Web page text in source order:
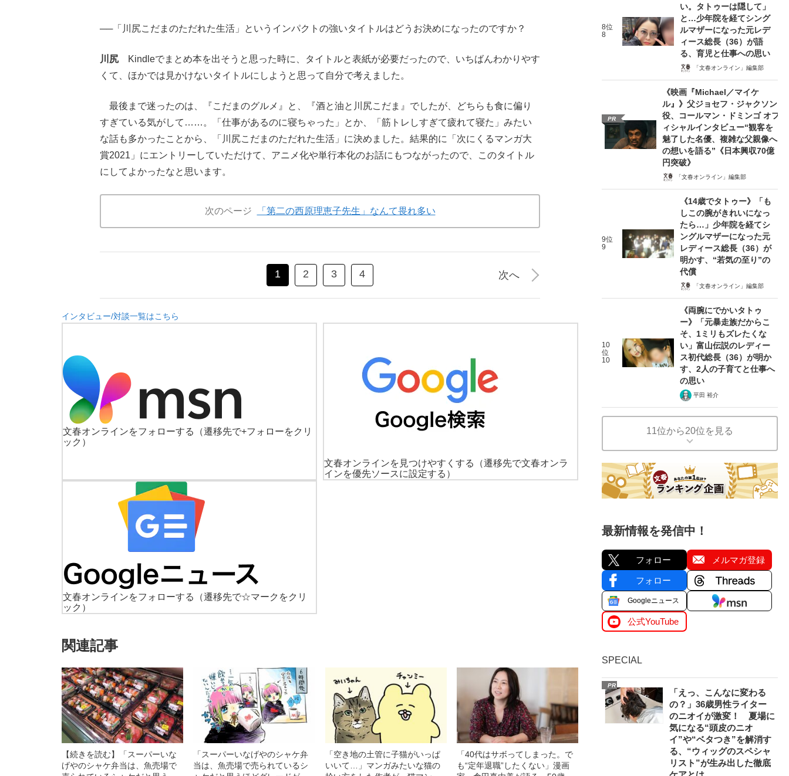
──「川尻こだまのただれた生活」というインパクトの強いタイトルはどうお決めになったのですか？
川尻 Kindleでまとめ本を出そうと思った時に、タイトルと表紙が必要だったので、いちばんわかりやす
くて、ほかでは見かけないタイトルにしようと思って自分で考えました。
最後まで迷ったのは、『こだまのグルメ』と、『酒と油と川尻こだま』でしたが、どちらも食に偏り
すぎている気がして……。「仕事があるのに寝ちゃった」とか、「筋トレしすぎて疲れて寝た」みたい
な話も多かったことから、「川尻こだまのただれた生活」に決めました。結果的に「次にくるマンガ大
賞2021」にエントリーしていただけて、アニメ化や単行本化のお話にもつながったので、このタイトル
にしてよかったなと思います。
次のページ 「第二の西原理恵子先生」なんて畏れ多い
1 2 3 4 次へ
インタビュー/対談一覧はこちら
文春オンラインをフォローする
（遷移先で+フォローをクリ
ック）
文春オンラインを見つけやすくする
（遷移先で文春オンラ
インを優先ソースに設定する）
文春オンラインをフォローする
（遷移先で☆マークをクリ
ック）
関連記事
【続きを読む】「スーパーいな
げやのシャケ弁当は、魚売場で
「スーパーいなげやのシャケ弁
当は、魚売場で売られているシ
「空き地の土管に子猫がいっぱ
いいて…」マンガみたいな猫の
「40代はサボってしまった。で
も“定年退職”したくない」漫画
8位
8
い。タトゥーは隠して」
と…少年院を経てシング
ルマザーになった元レデ
ィース総長（36）が語
る、育児と仕事への思い
「文春オンライン」編集部
PR
《映画『Michael／マイケ
ル』》父ジョセフ・ジャクソン
役、コールマン・ドミンゴ オフ
ィシャルインタビュー“観客を
魅了した名優、複雑な父親像へ
の想いを語る”《日本興収70億
円突破》
「文春オンライン」編集部
9位
9
《14歳でタトゥー》「も
しこの腕がきれいになっ
たら…」少年院を経てシ
ングルマザーになった元
レディース総長（36）が
明かす、“若気の至り”の
代償
「文春オンライン」編集部
10
位
10
《両腕にでかいタトゥ
ー》「元暴走族だからこ
そ、1ミリもズレたくな
い」富山伝説のレディー
ス初代総長（36）が明か
す、2人の子育てと仕事へ
の思い
平田 裕介
11位から20位を見る
最新情報を発信中！
フォロー メルマガ登録
フォロー
Googleニュース
公式YouTube
SPECIAL
PR
「えっ、こんなに変わる
の？」36歳男性ライター
のニオイが激変！ 夏場に
気になる“頭皮のニオ
イ”や“ベタつき”を解消す
る、“ウィッグのスペシャ
リスト”が生み出した徹底